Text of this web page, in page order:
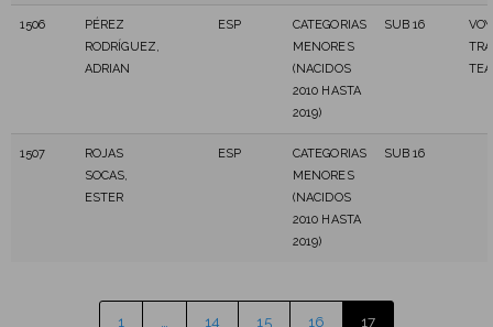
1506
PÉREZ
RODRÍGUEZ,
ADRIAN
ESP
CATEGORIAS
MENORES
(NACIDOS
2010 HASTA
2019)
SUB 16
1507
ROJAS
SOCAS,
ESTER
ESP
CATEGORIAS
MENORES
(NACIDOS
2010 HASTA
2019)
SUB 16
1 14 15 16 17